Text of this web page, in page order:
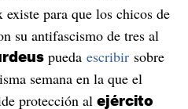
existe para que los chicos de
su antifascismo de tres al
pueda escribirsobre
semana en la que el
protección al ejército